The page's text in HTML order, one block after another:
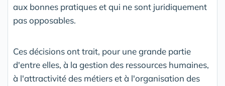
aux bonnes pratiques et qui ne sont juridiquement
pas opposables.
Ces décisions ont trait, pour une grande partie
d'entre elles, à la gestion des ressources humaines,
à l'attractivité des métiers et à l'organisation des